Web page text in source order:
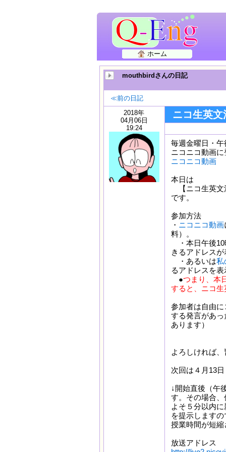
ホーム
mouthbirdさんの日記
≪前の日記
2018年
04月06日
19:24
ニコ生英文
毎週金曜日・午
ニコニコ動画に
ニコニコ動画
本日は
【ニコ生英文
です。
参加方法
・ ニコニコ動画
料）。
・本日午後10
きるアドレスが
・あるいは私
るアドレスを表
●つまり、本
すると、ニコ生
参加者は自由
する発言があ
あります）
よろしければ、
次回は４月13日
↓開始直後（午
す。その場合
よそ５分以内
を提示します
授業時間が短縮
放送アドレス